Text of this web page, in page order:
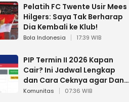
Pelatih FC Twente Usir Mees
Hilgers: Saya Tak Berharap
Dia Kembali ke Klub!
Bola Indonesia 17:39 WIB
PIP Termin II 2026 Kapan
Cair? Ini Jadwal Lengkap
dan Cara Ceknya agar Dana
Tidak Hangus!
Komunitas 07:36 WIB